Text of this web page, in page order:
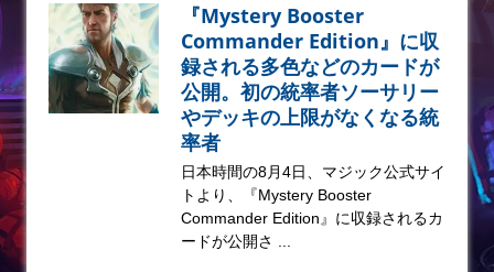
『Mystery Booster
Commander Edition』に収
録される多色などのカードが
公開。初の統率者ソーサリー
やデッキの上限がなくなる統
率者
日本時間の8月4日、マジック公式サイ
トより、『Mystery Booster
Commander Edition』に収録されるカ
ードが公開さ ...